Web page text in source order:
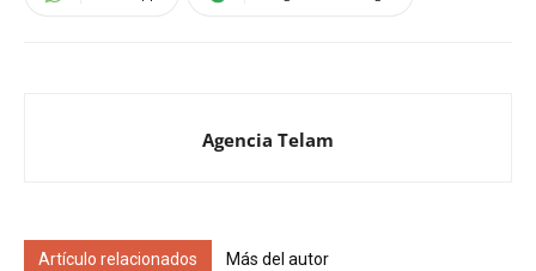
Agencia Telam
Artículo relacionados Más del autor